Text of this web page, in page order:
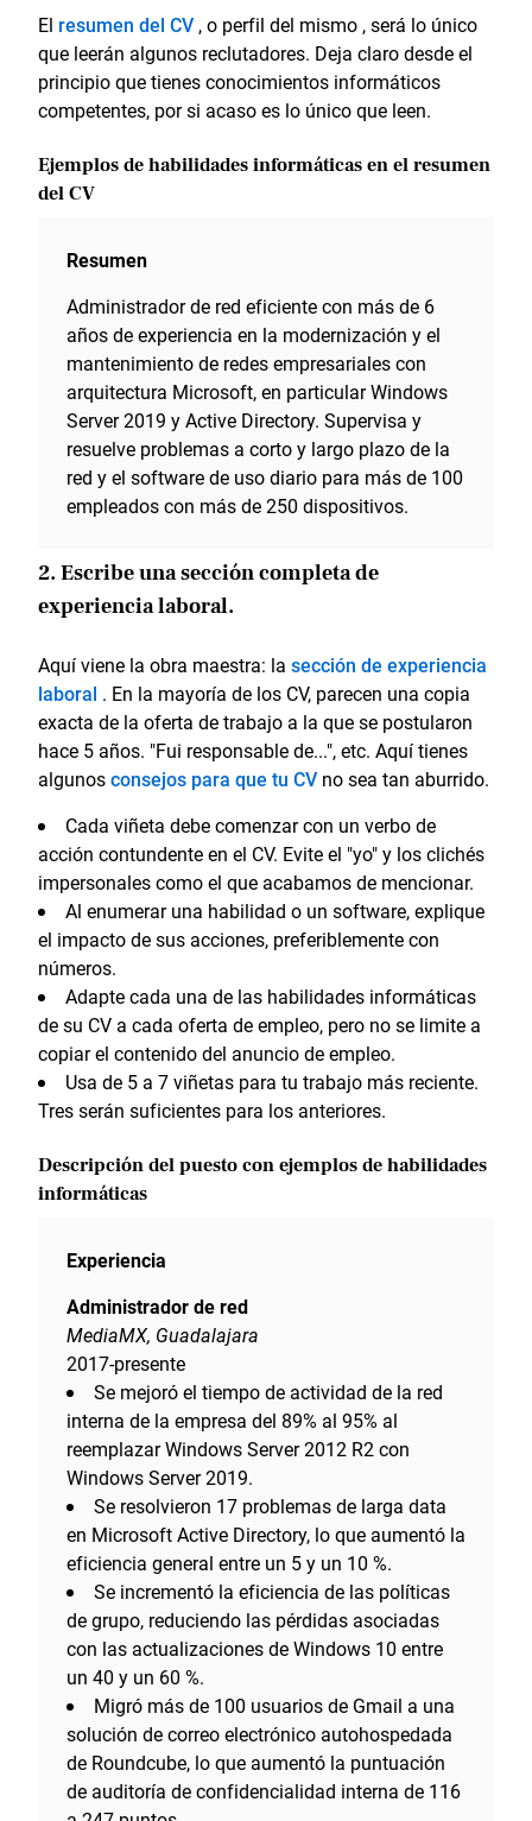
El resumen del CV , o perfil del mismo , será lo único
que leerán algunos reclutadores. Deja claro desde el
principio que tienes conocimientos informáticos
competentes, por si acaso es lo único que leen.
Ejemplos de habilidades informáticas en el resumen
del CV
Resumen
Administrador de red eficiente con más de 6
años de experiencia en la modernización y el
mantenimiento de redes empresariales con
arquitectura Microsoft, en particular Windows
Server 2019 y Active Directory. Supervisa y
resuelve problemas a corto y largo plazo de la
red y el software de uso diario para más de 100
empleados con más de 250 dispositivos.
2. Escribe una sección completa de
experiencia laboral.
Aquí viene la obra maestra: la sección de experiencia
laboral . En la mayoría de los CV, parecen una copia
exacta de la oferta de trabajo a la que se postularon
hace 5 años. "Fui responsable de...", etc. Aquí tienes
algunosconsejos para que tu CV no sea tan aburrido.
Cada viñeta debe comenzar con un verbo de
acción contundente en el CV. Evite el "yo" y los clichés
impersonales como el que acabamos de mencionar.
Al enumerar una habilidad o un software, explique
el impacto de sus acciones, preferiblemente con
números.
Adapte cada una de las habilidades informáticas
de su CV a cada oferta de empleo, pero no se limite a
copiar el contenido del anuncio de empleo.
Usa de 5 a 7 viñetas para tu trabajo más reciente.
Tres serán suficientes para los anteriores.
Descripción del puesto con ejemplos de habilidades
informáticas
Experiencia
Administrador de red
MediaMX, Guadalajara
2017-presente
Se mejoró el tiempo de actividad de la red
interna de la empresa del 89% al 95% al
reemplazar Windows Server 2012 R2 con
Windows Server 2019.
Se resolvieron 17 problemas de larga data
en Microsoft Active Directory, lo que aumentó la
eficiencia general entre un 5 y un 10 %.
Se incrementó la eficiencia de las políticas
de grupo, reduciendo las pérdidas asociadas
con las actualizaciones de Windows 10 entre
un 40 y un 60 %.
Migró más de 100 usuarios de Gmail a una
solución de correo electrónico autohospedada
de Roundcube, lo que aumentó la puntuación
de auditoría de confidencialidad interna de 116